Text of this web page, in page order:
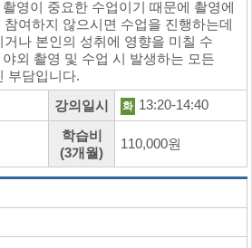
영이 중요한 수업이기 때문에 촬영에
참여하지 않으시면 수업을 진행하는데
거나 본인의 성취에 영향을 미칠 수
외 촬영 및 수업 시 발생하는 모든
부담입니다.
강의일시 화 13:20-14:40
학습비
(3개월)
110,000원